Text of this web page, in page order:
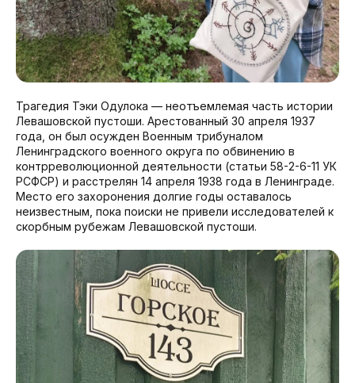
Трагедия Тэки Одулока — неотъемлемая часть истории
Левашовской пустоши. Арестованный 30 апреля 1937
года, он был осужден Военным трибуналом
Ленинградского военного округа по обвинению в
контрреволюционной деятельности (статьи 58-2-6-11 УК
РСФСР) и расстрелян 14 апреля 1938 года в Ленинграде.
Место его захоронения долгие годы оставалось
неизвестным, пока поиски не привели исследователей к
скорбным рубежам Левашовской пустоши.